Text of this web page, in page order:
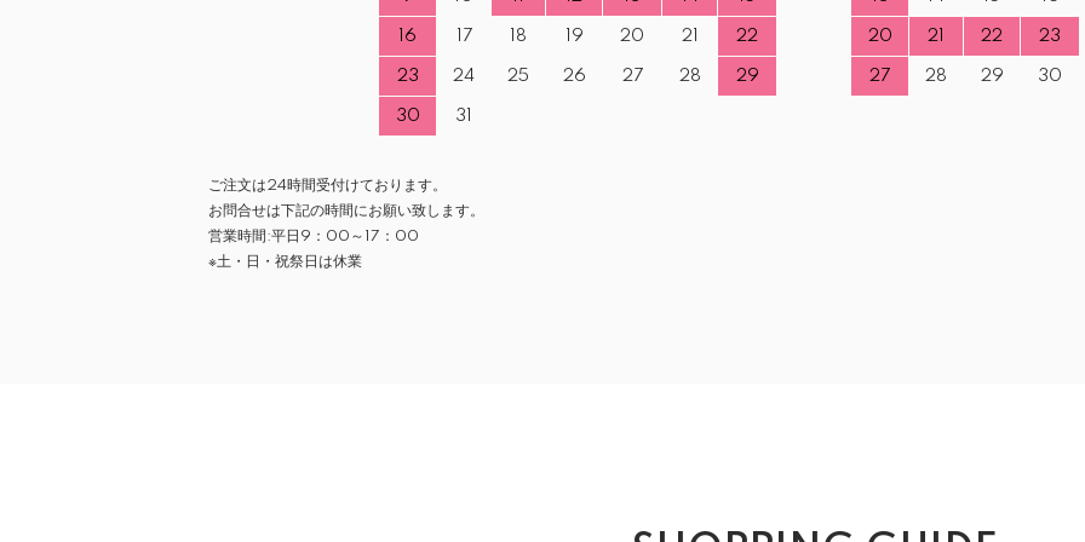
16 17 18 19 20 21 22
23 24 25 26 27 28 29
30 31
20 21 22 23
27 28 29 30
ご注文は24時間受付けております。
お問合せは下記の時間にお願い致します。
営業時間:平日9：00～17：00
※土・日・祝祭日は休業